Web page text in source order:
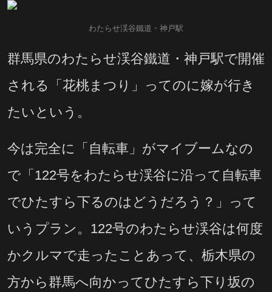
わたらせ渓谷鐵道・神戸駅
群馬県のわたらせ渓谷鐵道・神戸駅で開催
される「花桃まつり」ってのに嫁が行き
たいという。
今は完全に「自転車」がマイブームなの
で「122号をわたらせ渓谷に沿って自転車
でひたすら下るのはどうだろう？」って
いうプラン。122号のわたらせ渓谷は何度
かクルマで走ったことあって、栃木県の
方から群馬へ向かってひたすら下り坂の